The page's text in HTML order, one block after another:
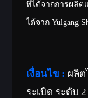
ที่ได้จากการผลิ
ได้จาก Yulgang
เงื่อนไข : ผลิต
ระเบิด ระดับ